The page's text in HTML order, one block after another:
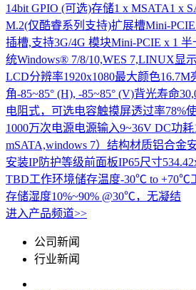
14bit GPIO (可选)存储1 x MSATA1 x
M.2(仅酷睿系列支持)扩展槽Mini-
插槽,支持3G/4G 模块Mini-PCIE x 1
统Windows® 7/8/10,WES 7,LINUX显
LCD分辨率1920x1080最大颜色16.7M
角-85~85° (H), -85~85° (V)背光寿命
电阻式，可选电容触摸屏透过率78%
1000万次电源电源输入9~36V DC功
mSATA,windows 7）结构材质铝合金
安装IP防护等级前面板IP65尺寸
TBD工作环境储存温度-30℃ to +70℃
存储湿度10%~90% @30℃，无凝结
进入产品频道>>
公司新闻
行业新闻